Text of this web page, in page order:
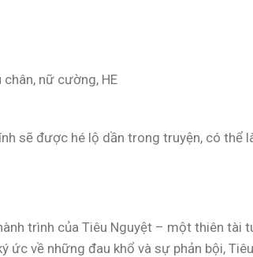
chân, nữ cường, HE
sẽ được hé lộ dần trong truyện, có thể
trình của Tiêu Nguyệt – một thiên tài
ức về những đau khổ và sự phản bội, Tiêu